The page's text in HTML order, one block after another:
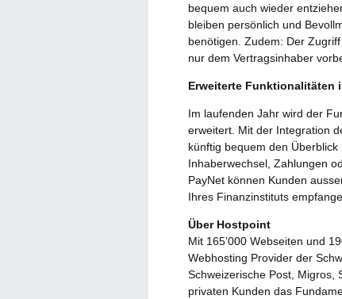
bequem auch wieder
bleiben persönlich und
benötigen. Zudem: Der
nur dem Vertragsinhaber
Erweiterte Funktionalitäten
Im laufenden Jahr wird der
erweitert. Mit der Integration
künftig bequem den
Inhaberwechsel, Zahlungen
PayNet können Kunden
Ihres Finanzinstituts
Über Hostpoint
Mit 165’000 Webseiten und
Webhosting Provider der
Schweizerische Post, Migros,
privaten Kunden das